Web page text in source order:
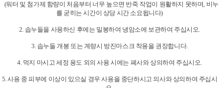
(워터 및 첨가제 함량이 처음부터 너무 높으면 반죽 작업이 원활하지 못하며, 비누
를 굳히는 시간이 상당 시간 소요됩니다)
2. 솝누들을 사용하신 후에는 밀봉하여 냉암소에 보관하여 주십시오.
3. 솝누들 개봉 또는 계량시 방진마스크 착용을 권장합니다.
4. 먹지 마시고 세정 용도 외의 사용 시에는 폐사와 상의하여 주십시오.
5. 사용 중 피부에 이상이 있으실 경우 사용을 중단하시고 의사와 상의하여 주십시